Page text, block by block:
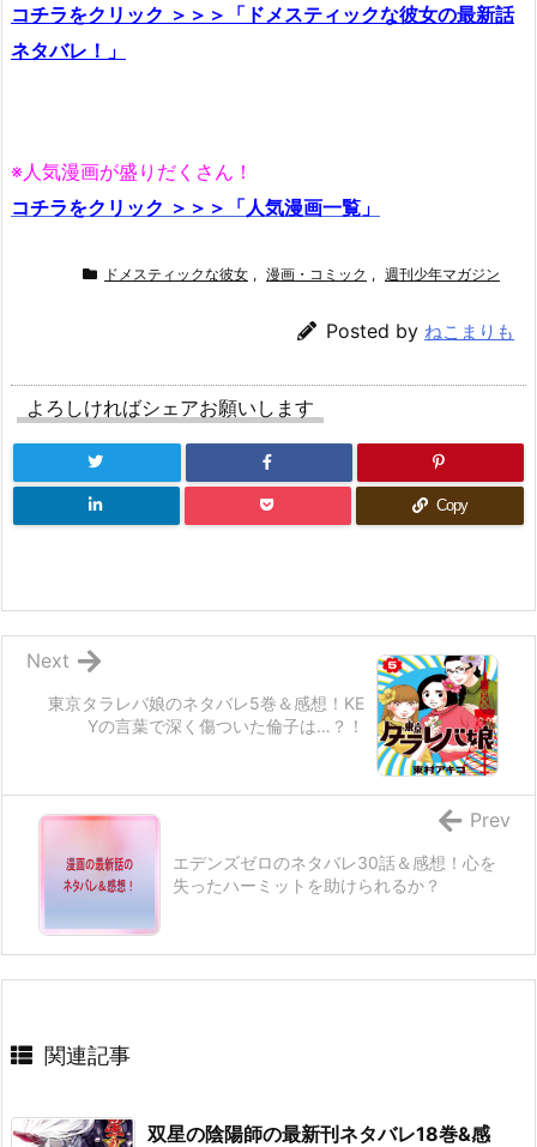
コチラをクリック ＞＞＞「ドメスティックな彼女の最新話
ネタバレ！」
※人気漫画が盛りだくさん！
コチラをクリック ＞＞＞「人気漫画一覧」
ドメスティックな彼女 , 漫画・コミック , 週刊少年マガジン
Posted by ねこまりも
よろしければシェアお願いします
Copy
東京タラレバ娘のネタバレ5巻＆感想！KE
Yの言葉で深く傷ついた倫子は…？！
Next
エデンズゼロのネタバレ30話＆感想！心を
失ったハーミットを助けられるか？
Prev
関連記事
双星の陰陽師の最新刊ネタバレ18巻&感